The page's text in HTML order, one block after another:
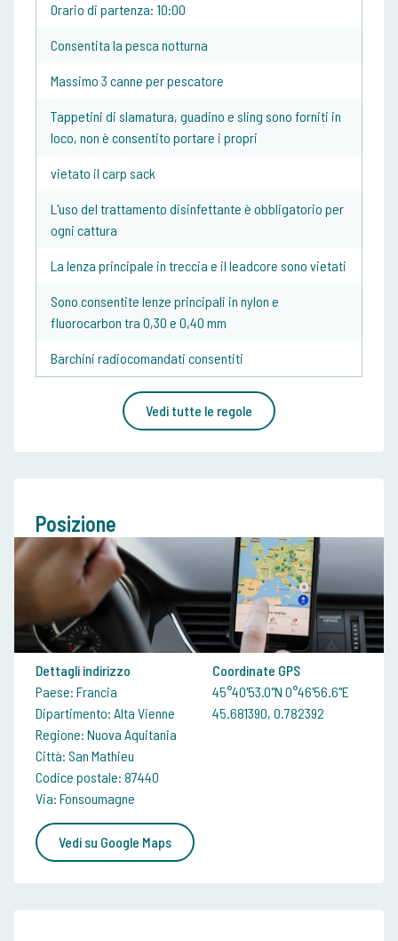
Orario di partenza: 10:00
Consentita la pesca notturna
Massimo 3 canne per pescatore
Tappetini di slamatura, guadino e sling sono forniti in
loco, non è consentito portare i propri
vietato il carp sack
L'uso del trattamento disinfettante è obbligatorio per
ogni cattura
La lenza principale in treccia e il leadcore sono vietati
Sono consentite lenze principali in nylon e
fluorocarbon tra 0,30 e 0,40 mm
Barchini radiocomandati consentiti
Vedi tutte le regole
Posizione
Dettagli indirizzo
Paese: Francia
Dipartimento: Alta Vienne
Regione: Nuova Aquitania
Città: San Mathieu
Codice postale: 87440
Via: Fonsoumagne
Coordinate GPS
45°40'53.0"N 0°46'56.6"E
45.681390, 0.782392
Vedi su Google Maps